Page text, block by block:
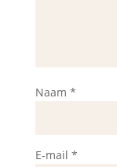
Naam *
E-mail *